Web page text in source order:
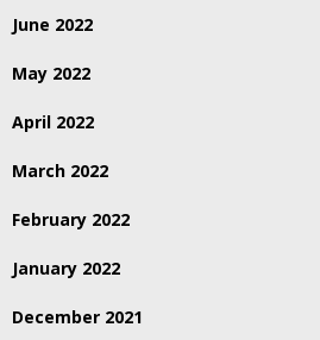
June 2022
May 2022
April 2022
March 2022
February 2022
January 2022
December 2021